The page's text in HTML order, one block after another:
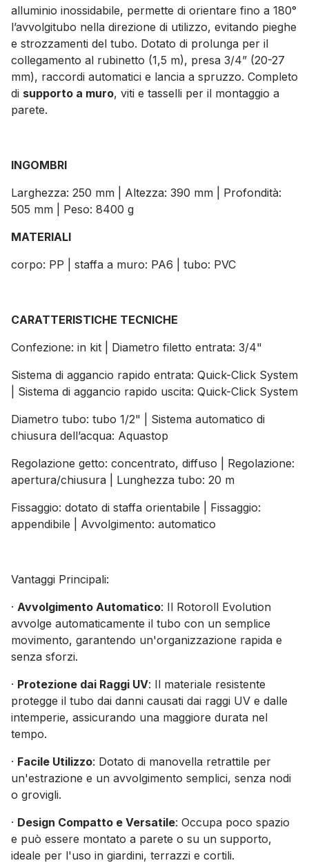
alluminio inossidabile, permette di orientare fino a 180°
l’avvolgitubo nella direzione di utilizzo, evitando pieghe
e strozzamenti del tubo. Dotato di prolunga per il
collegamento al rubinetto (1,5 m), presa 3/4” (20-27
mm), raccordi automatici e lancia a spruzzo. Completo
di supporto a muro, viti e tasselli per il montaggio a
parete.
INGOMBRI
Larghezza: 250 mm | Altezza: 390 mm | Profondità:
505 mm | Peso: 8400 g
MATERIALI
corpo: PP | staffa a muro: PA6 | tubo: PVC
CARATTERISTICHE TECNICHE
Confezione: in kit | Diametro filetto entrata: 3/4"
Sistema di aggancio rapido entrata: Quick-Click System
| Sistema di aggancio rapido uscita: Quick-Click System
Diametro tubo: tubo 1/2" | Sistema automatico di
chiusura dell’acqua: Aquastop
Regolazione getto: concentrato, diffuso | Regolazione:
apertura/chiusura | Lunghezza tubo: 20 m
Fissaggio: dotato di staffa orientabile | Fissaggio:
appendibile | Avvolgimento: automatico
Vantaggi Principali:
· Avvolgimento Automatico: Il Rotoroll Evolution
avvolge automaticamente il tubo con un semplice
movimento, garantendo un'organizzazione rapida e
senza sforzi.
· Protezione dai Raggi UV: Il materiale resistente
protegge il tubo dai danni causati dai raggi UV e dalle
intemperie, assicurando una maggiore durata nel
tempo.
· Facile Utilizzo: Dotato di manovella retrattile per
un'estrazione e un avvolgimento semplici, senza nodi
o grovigli.
· Design Compatto e Versatile: Occupa poco spazio
e può essere montato a parete o su un supporto,
ideale per l'uso in giardini, terrazzi e cortili.